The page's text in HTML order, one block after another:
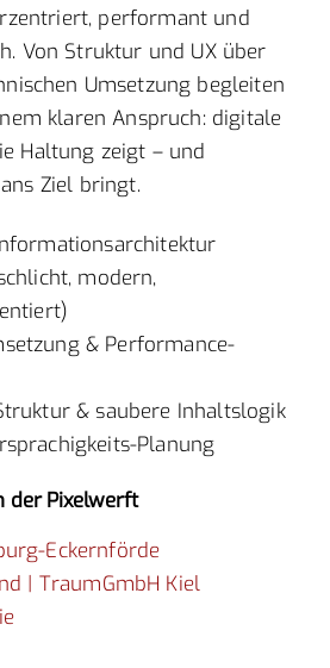
performant und
Von Struktur und UX über
Umsetzung begleiten
klaren Anspruch: digitale
Haltung zeigt – und
Ziel bringt.
modern,
& Performance-
& saubere Inhaltslogik
Planung
der Pixelwerft
Eckernförde
| TraumGmbH Kiel